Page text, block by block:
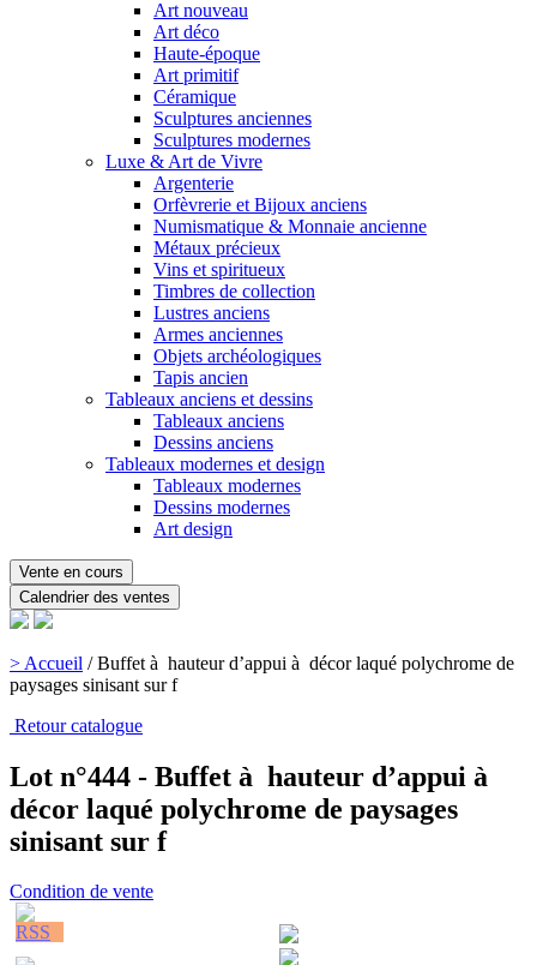
Art nouveau
Art déco
Haute-époque
Art primitif
Céramique
Sculptures anciennes
Sculptures modernes
Luxe & Art de Vivre
Argenterie
Orfèvrerie et Bijoux anciens
Numismatique & Monnaie ancienne
Métaux précieux
Vins et spiritueux
Timbres de collection
Lustres anciens
Armes anciennes
Objets archéologiques
Tapis ancien
Tableaux anciens et dessins
Tableaux anciens
Dessins anciens
Tableaux modernes et design
Tableaux modernes
Dessins modernes
Art design
Vente en cours
Calendrier des ventes
> Accueil /Buffet à hauteur d’appui à décor laqué polychrome de
paysages sinisant sur f
Retour catalogue
Lot n°444 - Buffet à hauteur d’appui à
décor laqué polychrome de paysages
sinisant sur f
Condition de vente